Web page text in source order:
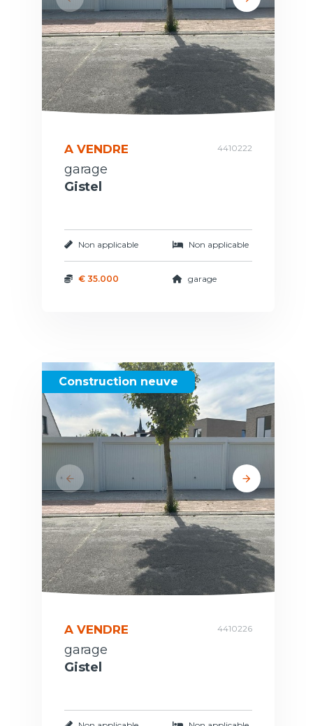
A VENDRE 4410222
garage
Gistel
Non applicable Non applicable
€ 35.000 garage
Construction neuve
A VENDRE 4410226
garage
Gistel